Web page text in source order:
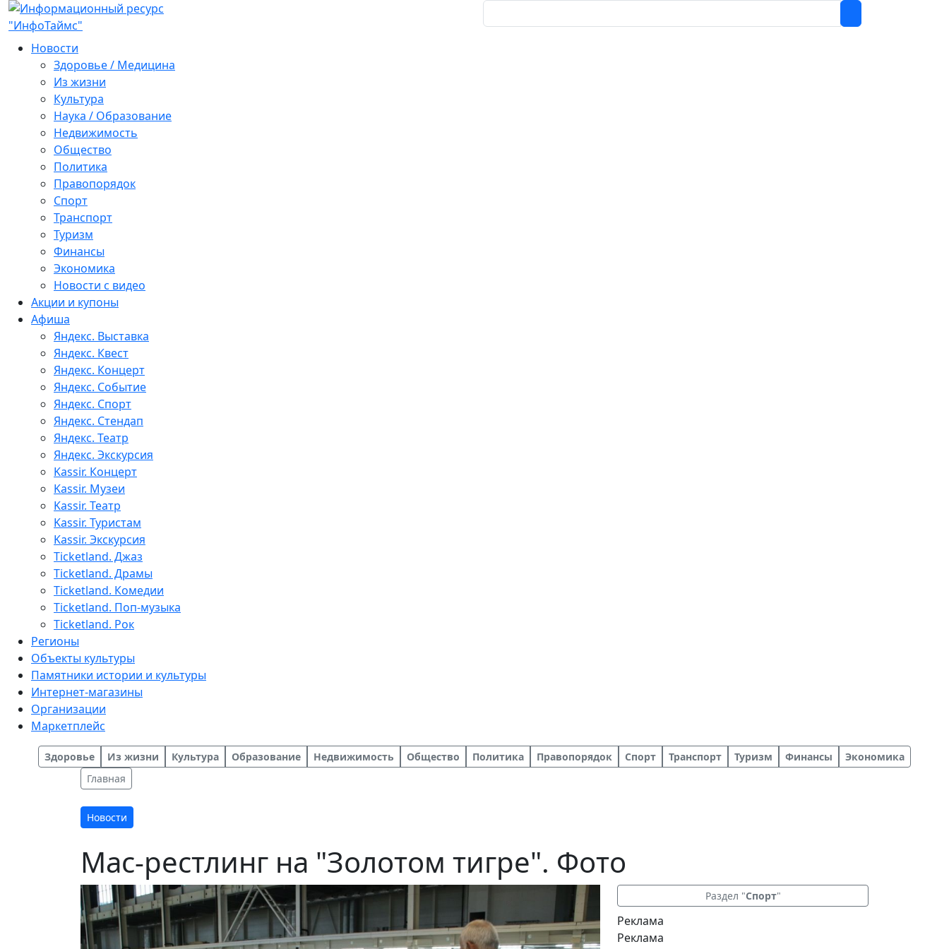
Новости
Здоровье / Медицина
Из жизни
Культура
Наука / Образование
Недвижимость
Общество
Политика
Правопорядок
Спорт
Транспорт
Туризм
Финансы
Экономика
Новости с видео
Акции и купоны
Афиша
Яндекс. Выставка
Яндекс. Квест
Яндекс. Концерт
Яндекс. Событие
Яндекс. Спорт
Яндекс. Стендап
Яндекс. Театр
Яндекс. Экскурсия
Kassir. Концерт
Kassir. Музеи
Kassir. Театр
Kassir. Туристам
Kassir. Экскурсия
Ticketland. Джаз
Ticketland. Драмы
Ticketland. Комедии
Ticketland. Поп-музыка
Ticketland. Рок
Регионы
Объекты культуры
Памятники истории и культуры
Интернет-магазины
Организации
Маркетплейс
Здоровье Из жизни Культура Образование Недвижимость Общество Политика Правопорядок Спорт Транспорт Туризм Финансы
Экономика
Главная
Новости
Мас-рестлинг на "Золотом тигре". Фото
Раздел "Спорт"
Реклама
Реклама